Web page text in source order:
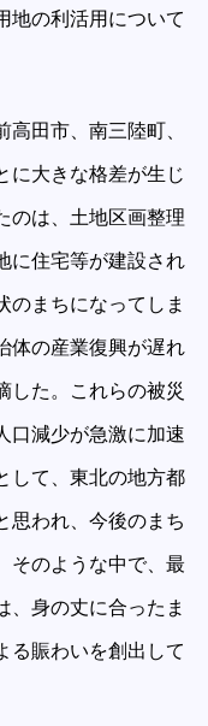
地の利活用について
田市、南三陸町、
に大きな格差が生じ
のは、土地区画整理
に住宅等が建設され
のまちになってしま
体の産業復興が遅れ
した。これらの被災
口減少が急激に加速
して、東北の地方都
思われ、今後のまち
そのような中で、最
、身の丈に合ったま
る賑わいを創出して